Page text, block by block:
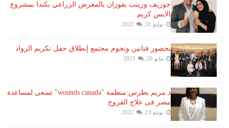
جوزيف وزينب يفوزان بالمعرض الزراعي بكندا بمشروع
الايس كريم
يوليو 31, 2022
بحضور فنانين ونجوم مجتمع إنطلاق حفل تكريم الرواد
مايو 26, 2023
د.مريم بطرس:منظمة "wounds canada" تسعى لمساعدة
مصر فى علاج القروح
يونيو 13, 2022